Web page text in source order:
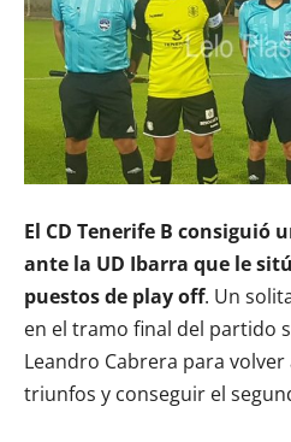
El CD Tenerife B
ante la UD Ibarra que le
puestos de play off. Un
en el tramo final del partido
Leandro Cabrera para volver
triunfos y conseguir el